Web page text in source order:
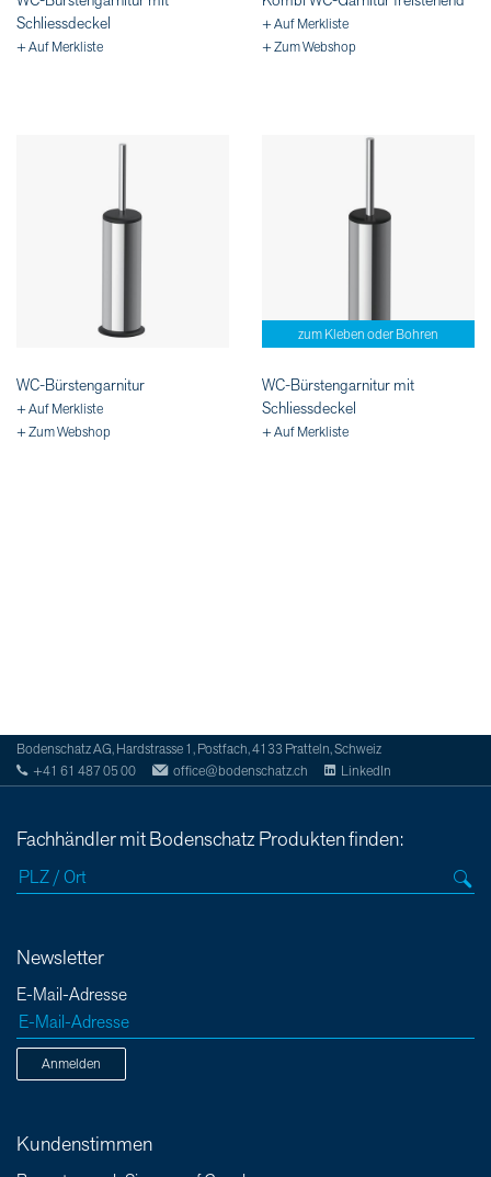
Schliessdeckel
+ Auf Merkliste
+ Auf Merkliste
+ Zum Webshop
WC-Bürstengarnitur
+ Auf Merkliste
+ Zum Webshop
zum Kleben oder Bohren
WC-Bürstengarnitur mit
Schliessdeckel
+ Auf Merkliste
Bodenschatz AG, Hardstrasse 1, Postfach, 4133 Pratteln, Schweiz
+41 61 487 05 00
office@bodenschatz.ch LinkedIn
Fachhändler mit Bodenschatz Produkten finden:
Newsletter
E-Mail-Adresse
Anmelden
Kundenstimmen